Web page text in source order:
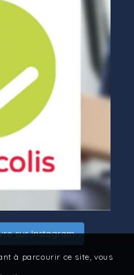
sur Instagram
à parcourir ce site, vous